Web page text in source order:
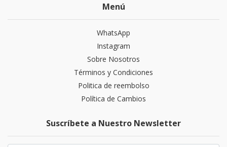
Menú
WhatsApp
Instagram
Sobre Nosotros
Términos y Condiciones
Politica de reembolso
Política de Cambios
Suscríbete a Nuestro Newsletter